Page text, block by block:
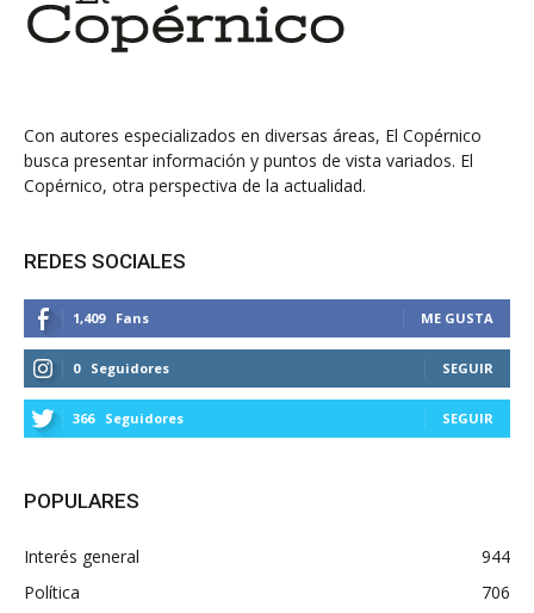
Con autores especializados en diversas áreas, El Copérnico
busca presentar información y puntos de vista variados. El
Copérnico, otra perspectiva de la actualidad.
REDES SOCIALES
1,409 Fans ME GUSTA
0 Seguidores SEGUIR
366 Seguidores SEGUIR
POPULARES
Interés general
944
Política
706